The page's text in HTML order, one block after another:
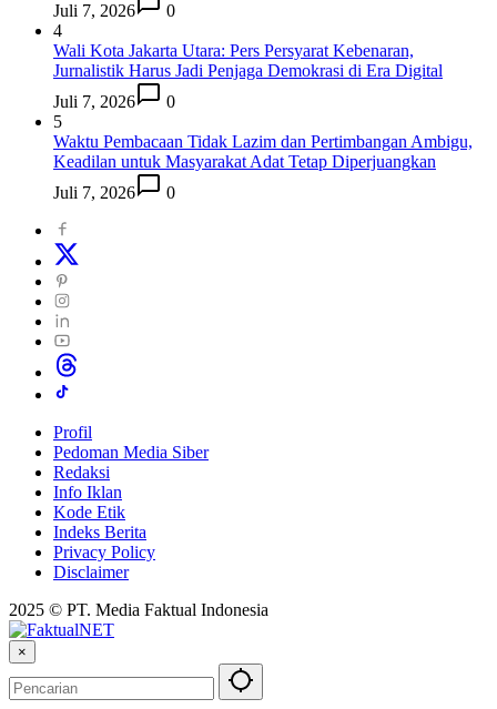
Juli 7, 2026
0
4
Wali Kota Jakarta Utara: Pers Persyarat Kebenaran,
Jurnalistik Harus Jadi Penjaga Demokrasi di Era Digital
Juli 7, 2026
0
5
Waktu Pembacaan Tidak Lazim dan Pertimbangan Ambigu,
Keadilan untuk Masyarakat Adat Tetap Diperjuangkan
Juli 7, 2026
0
Profil
Pedoman Media Siber
Redaksi
Info Iklan
Kode Etik
Indeks Berita
Privacy Policy
Disclaimer
2025 © PT. Media Faktual Indonesia
×